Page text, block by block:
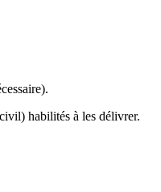
habilités à les délivrer.